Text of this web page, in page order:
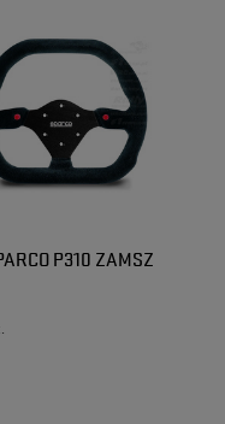
P310 ZAMSZ